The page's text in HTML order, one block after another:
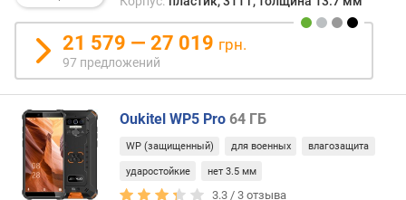
п
и
ф
и
к
а
21 579 — 27 019 грн.
97 предложений
Oukitel WP5 Pro 64 ГБ
WP (защищенный) для военных влагозащита
ударостойкие нет 3.5 мм
3.3 /3 отзыва